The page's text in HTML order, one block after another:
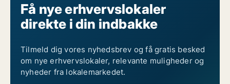
Få nye erhvervslokaler
direkte i din indbakke
Tilmeld dig vores nyhedsbrev og få gratis besked
om nye erhvervslokaler, relevante muligheder og
nyheder fra lokalemarkedet.